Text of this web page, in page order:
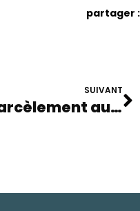
partager :
SUIVANT
Harcèlement au travail : en tant qu’élu comment intervenir ?